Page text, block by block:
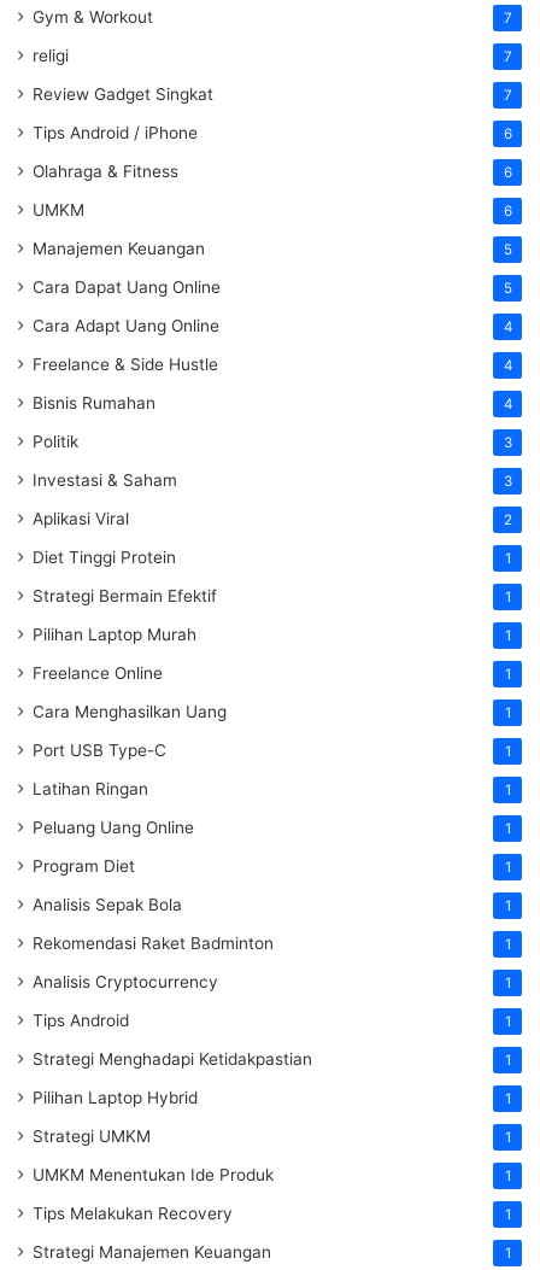
Gym & Workout 7
religi 7
Review Gadget Singkat 7
Tips Android / iPhone 6
Olahraga & Fitness 6
UMKM 6
Manajemen Keuangan 5
Cara Dapat Uang Online 5
Cara Adapt Uang Online 4
Freelance & Side Hustle 4
Bisnis Rumahan 4
Politik 3
Investasi & Saham 3
Aplikasi Viral 2
Diet Tinggi Protein 1
Strategi Bermain Efektif 1
Pilihan Laptop Murah 1
Freelance Online 1
Cara Menghasilkan Uang 1
Port USB Type-C 1
Latihan Ringan 1
Peluang Uang Online 1
Program Diet 1
Analisis Sepak Bola 1
Rekomendasi Raket Badminton 1
Analisis Cryptocurrency 1
Tips Android 1
Strategi Menghadapi Ketidakpastian 1
Pilihan Laptop Hybrid 1
Strategi UMKM 1
UMKM Menentukan Ide Produk 1
Tips Melakukan Recovery 1
Strategi Manajemen Keuangan 1